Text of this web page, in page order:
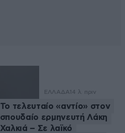
ΕΛΛΑΔΑ 14 λ. πριν
Το τελευταίο «αντίο» στον
σπουδαίο ερμηνευτή Λάκη
Χαλκιά – Σε λαϊκό